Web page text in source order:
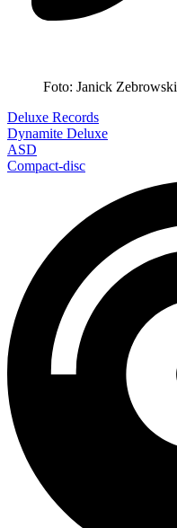
Foto: Janick Zebrowski
Deluxe Records
Dynamite Deluxe
ASD
Compact-disc